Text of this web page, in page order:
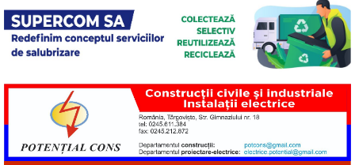
e
b
o
s
A
p
e
n
er
y
Li
k